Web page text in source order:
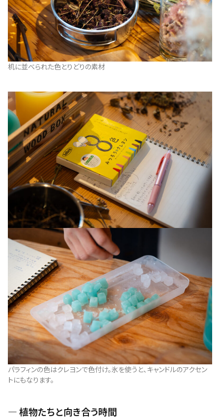
机に並べられた色とりどりの素材
パラフィンの色はクレヨンで色付け。氷を使うと、キャンドルのアクセン
トにもなります。
— 植物たちと向き合う時間